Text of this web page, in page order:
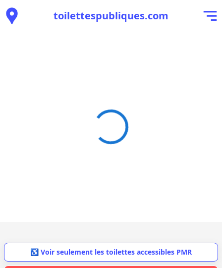
toilettespubliques.com
♿ Voir seulement les toilettes accessibles PMR